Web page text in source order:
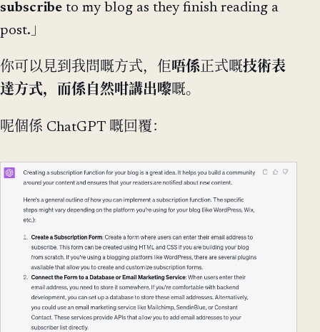
subscribe to my blog as they finish reading a
post.」
你可以見到我問嘅方式，佢唔係正式嘅技術表
達方式，而係自然咁講出嚟嘅。
呢個係 ChatGPT 嘅回覆：